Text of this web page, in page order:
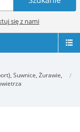
się z nami
Suwnice, Żurawie,